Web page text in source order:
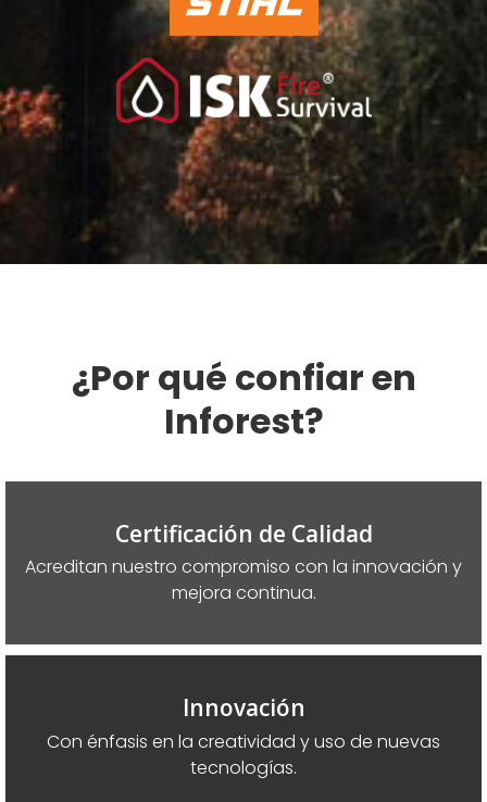
¿Por qué confiar en
Inforest?
Certificación de Calidad
Acreditan nuestro compromiso con la innovación y
mejora continua.
Innovación
Con énfasis en la creatividad y uso de nuevas
tecnologías.